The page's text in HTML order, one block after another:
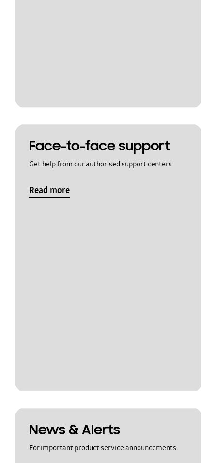
Face-to-face support
Get help from our authorised support centers
Read more
News & Alerts
For important product service announcements